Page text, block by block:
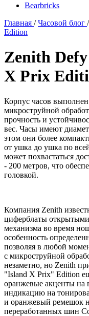
Bearbricks
Главная /Часовой блог /
Edition
Zenith
X Prix
Корпус часов выполнен
микроструйной
прочность и
вес. Часы имеют
этом они более
от ушка до ушка по
может похвастаться
- 200 метров, что
головкой.
Компания Zenith
циферблаты
механизма во время
особенность
позволяя в любой
с микроструйной
незаметно, но Zenith
"Island X Prix" Edition
оранжевые акценты
индикацию на
и оранжевый ремешок
переработанных шин